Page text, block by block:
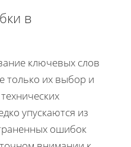
в
ключевых слов
только их выбор и
упускаются из
ошибок